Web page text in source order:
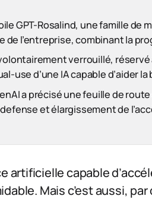
GPT-Rosalind, une famille de
de l’entreprise, combinant la
verrouillé,
use d’une IA capable d’aider
a précisé une feuille de
et élargissement de
artificielle capable
Mais c’est aussi,